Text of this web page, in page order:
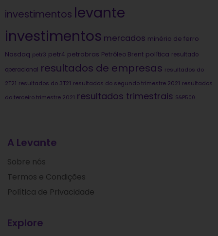
investimentos levante
investimentos mercados minério de ferro
Nasdaq petr3 petr4 petrobras Petróleo Brent política resultado
operacional resultados de empresas resultados do
2T21 resultados do 3T21 resultados do segundo trimestre 2021 resultados
do terceiro trimestre 2021 resultados trimestrais S&P500
A Levante
Sobre nós
Termos e Condições
Política de Privacidade
Explore